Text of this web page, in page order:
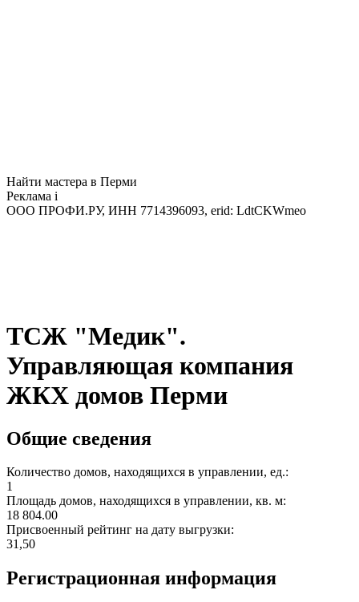
Найти мастера в Перми
Реклама i
ООО ПРОФИ.РУ, ИНН 7714396093, erid: LdtCKWmeo
ТСЖ "Медик".
Управляющая компания
ЖКХ домов Перми
Общие сведения
Количество домов, находящихся в управлении, ед.:
1
Площадь домов, находящихся в управлении, кв. м:
18 804.00
Присвоенный рейтинг на дату выгрузки:
31,50
Регистрационная информация